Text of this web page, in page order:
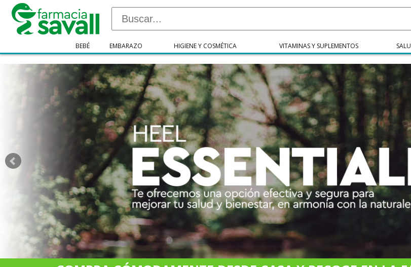
BEBÉ EMBARAZO HIGIENE Y COSMÉTICA VITAMINAS Y SUPLEMENTOS